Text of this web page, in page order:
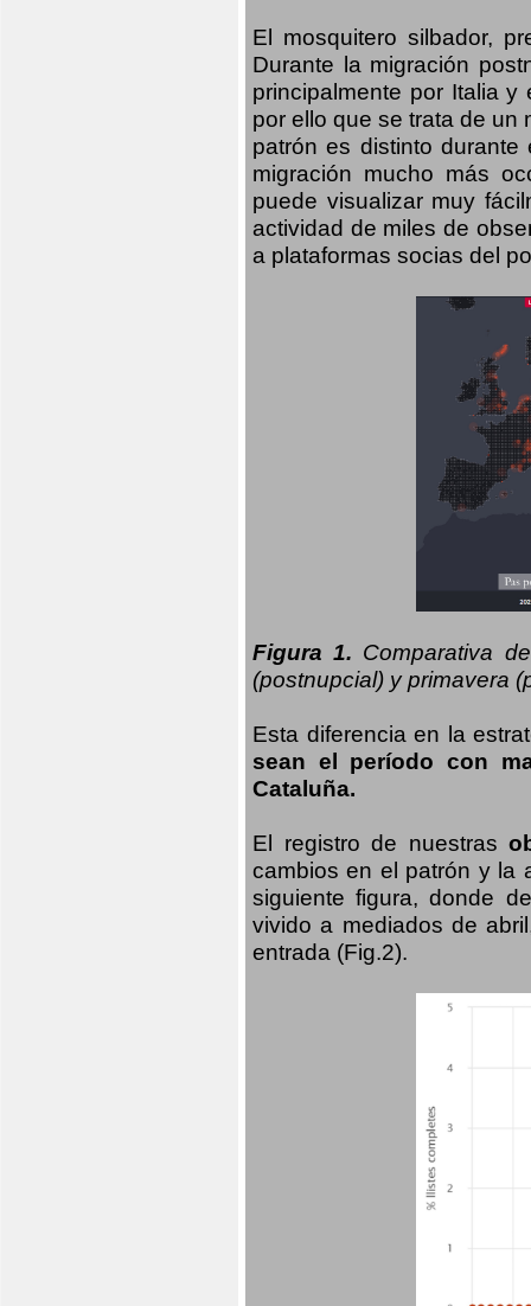
El mosquitero silbador,
Durante la migración
principalmente por Italia
por ello que se trata de un
patrón es distinto
migración mucho más
puede visualizar muy
actividad de miles de
a plataformas socias del
Figura 1. Comparativa
(postnupcial) y primavera
Esta diferencia en la
sean el período con
Cataluña.
El registro de nuestras
cambios en el patrón y la
siguiente figura, donde
vivido a mediados de
entrada (Fig.2).